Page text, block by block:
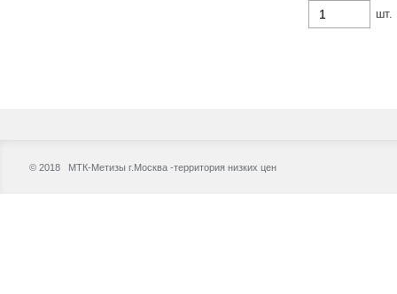
шт.
© 2018 МТК-Метизы г.Москва -территория низких цен